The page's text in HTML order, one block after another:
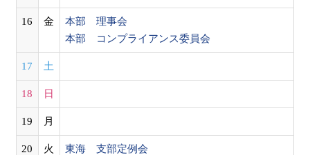
16 金
本部 理事会
本部 コンプライアンス委員会
17 土
18 日
19 月
20 火
東海 支部定例会